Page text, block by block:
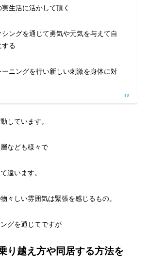
生活に活かして頂く
ングを通じて勇気や元気を与えて自
する
ニングを行い新しい刺激を身体に対
しています。
なども様々で
違います。
々しい雰囲気は緊張を感じるもの。
グを通じてですが
り越え方や同居する方法を